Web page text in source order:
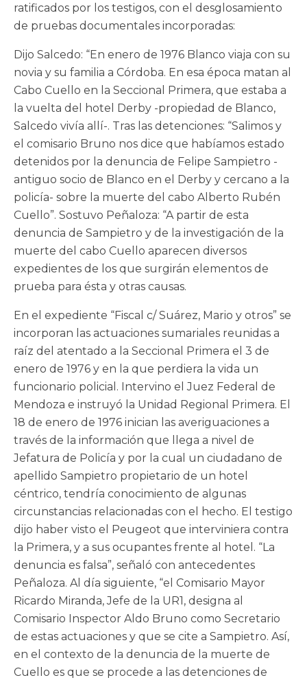
ratificados por los testigos, con el desglosamiento
de pruebas documentales incorporadas:
Dijo Salcedo: “En enero de 1976 Blanco viaja con su
novia y su familia a Córdoba. En esa época matan al
Cabo Cuello en la Seccional Primera, que estaba a
la vuelta del hotel Derby -propiedad de Blanco,
Salcedo vivía allí-. Tras las detenciones: “Salimos y
el comisario Bruno nos dice que habíamos estado
detenidos por la denuncia de Felipe Sampietro -
antiguo socio de Blanco en el Derby y cercano a la
policía- sobre la muerte del cabo Alberto Rubén
Cuello”. Sostuvo Peñaloza: “A partir de esta
denuncia de Sampietro y de la investigación de la
muerte del cabo Cuello aparecen diversos
expedientes de los que surgirán elementos de
prueba para ésta y otras causas.
En el expediente “Fiscal c/ Suárez, Mario y otros” se
incorporan las actuaciones sumariales reunidas a
raíz del atentado a la Seccional Primera el 3 de
enero de 1976 y en la que perdiera la vida un
funcionario policial. Intervino el Juez Federal de
Mendoza e instruyó la Unidad Regional Primera. El
18 de enero de 1976 inician las averiguaciones a
través de la información que llega a nivel de
Jefatura de Policía y por la cual un ciudadano de
apellido Sampietro propietario de un hotel
céntrico, tendría conocimiento de algunas
circunstancias relacionadas con el hecho. El testigo
dijo haber visto el Peugeot que interviniera contra
la Primera, y a sus ocupantes frente al hotel. “La
denuncia es falsa”, señaló con antecedentes
Peñaloza. Al día siguiente, “el Comisario Mayor
Ricardo Miranda, Jefe de la UR1, designa al
Comisario Inspector Aldo Bruno como Secretario
de estas actuaciones y que se cite a Sampietro. Así,
en el contexto de la denuncia de la muerte de
Cuello es que se procede a las detenciones de